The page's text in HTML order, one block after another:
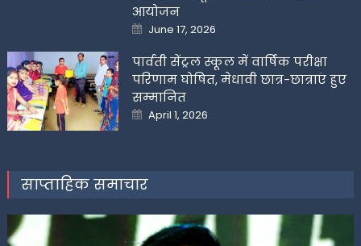
आयोजन
Posted
on
June 17, 2026
पार्वती सेंट्रल स्कूल में वार्षिक परीक्षा
परिणाम घोषित, मेधावी छात्र-छात्राएं हुए
सम्मानित
Posted
on
April 1, 2026
साप्ताहिक समाचार